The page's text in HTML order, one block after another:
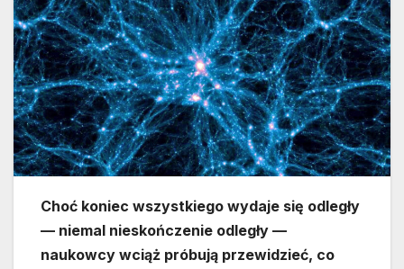
Choć koniec wszystkiego wydaje się odległy
— niemal nieskończenie odległy —
naukowcy wciąż próbują przewidzieć, co